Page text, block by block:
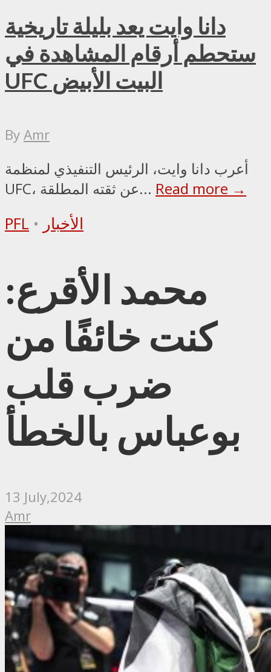
دانا وايت يعد بليلة تاريخية
ستحطم أرقام المشاهدة في
UFC البيت الأبيض
ByAmr
أعرب دانا وايت، الرئيس التنفيذي لمنظمة
UFC، عن ثقته المطلقة... Read more →
PFL • الأخبار
محمد الأقرع:
كنت خائفًا من
ضرب قلب
بوعباس بالخطأ
13 July,2024
Amr